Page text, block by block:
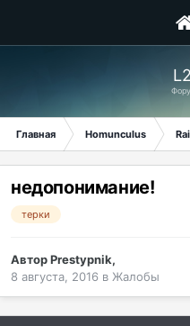
Главная Homunculus
недопонимание!
терки
АвторPrestypnik,
8 августа, 2016 в Жалобы